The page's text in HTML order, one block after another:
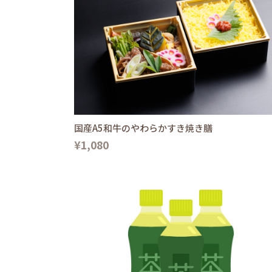
国産A5和牛のやわらかすき焼き膳
¥1,080